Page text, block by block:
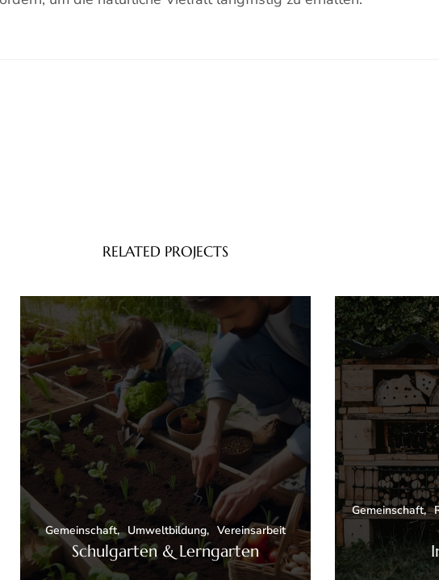
RELATED PROJECTS
Gemeinschaft Umweltbildung Vereinsarbeit
Schulgarten & Lerngarten
Gemeinschaft